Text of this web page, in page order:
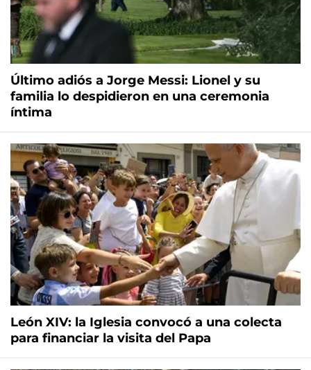
Último adiós a Jorge Messi: Lionel y su
familia lo despidieron en una ceremonia
íntima
León XIV: la Iglesia convocó a una colecta
para financiar la visita del Papa